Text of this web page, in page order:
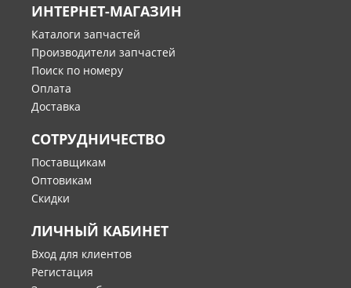
ИНТЕРНЕТ-МАГАЗИН
Каталоги запчастей
Производители запчастей
Поиск по номеру
Оплата
Доставка
СОТРУДНИЧЕСТВО
Поставщикам
Оптовикам
Скидки
ЛИЧНЫЙ КАБИНЕТ
Вход для клиентов
Регистация